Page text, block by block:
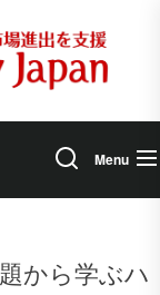
Menu
から学ぶハ